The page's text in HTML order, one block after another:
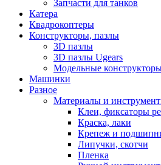
Запчасти для танков
Катера
Квадрокоптеры
Конструкторы, пазлы
3D пазлы
3D пазлы Ugears
Модельные
Машинки
Разное
Материалы и
Клеи, фиксаторы
Краска, лаки
Крепеж и
Липучки, скотчи
Пленка